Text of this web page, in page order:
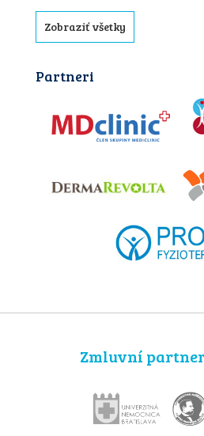
Zobraziť všetky
Partneri
Zmluvní